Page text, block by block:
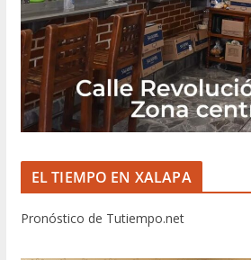
EL TIEMPO EN XALAPA
Pronóstico de Tutiempo.net